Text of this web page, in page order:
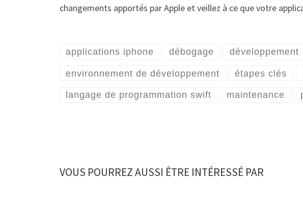
changements apportés par Apple et veillez à ce que votre
applications iphone débogage développement
environnement de développement étapes clés
langage de programmation swift maintenance
VOUS POURREZ AUSSI ÊTRE INTÉRESSÉ PAR